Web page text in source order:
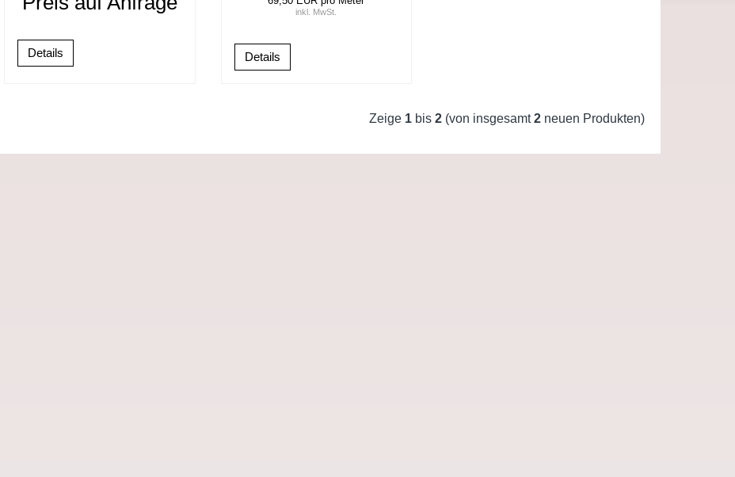
Details
inkl. MwSt.
Details
Zeige 1 bis 2 (von insgesamt2 neuen Produkten)